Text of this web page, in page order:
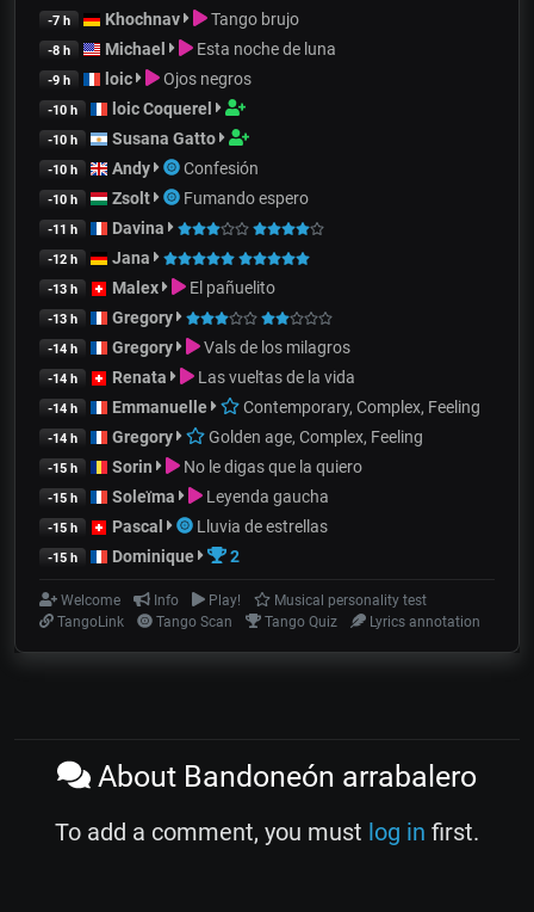
-7 h Khochnav Tango brujo
-8 h Michael Esta noche de luna
-9 h loic Ojos negros
-10 h loic Coquerel
-10 h Susana Gatto
-10 h Andy Confesión
-10 h Zsolt Fumando espero
-11 h Davina
-12 h Jana
-13 h Malex El pañuelito
-13 h Gregory
-14 h Gregory Vals de los milagros
-14 h Renata Las vueltas de la vida
-14 h Emmanuelle Contemporary, Complex, Feeling
-14 h Gregory Golden age, Complex, Feeling
-15 h Sorin No le digas que la quiero
-15 h Soleïma Leyenda gaucha
-15 h Pascal Lluvia de estrellas
-15 h Dominique 2
Welcome Info Play!
Musical personality test
TangoLink
Tango Scan Tango Quiz Lyrics annotation
About Bandoneón arrabalero
To add a comment, you must log in first.